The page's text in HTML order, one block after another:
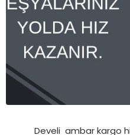
Develi ambar kargo